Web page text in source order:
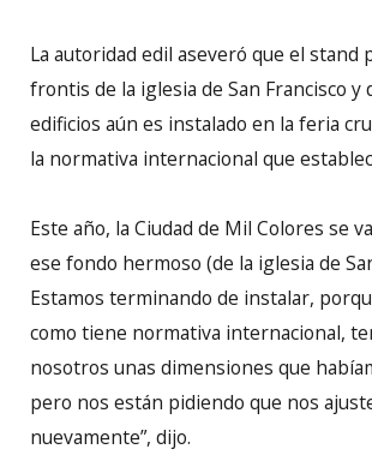
La autoridad edil aseveró que el stand
frontis de la iglesia de San Francisco y
edificios aún es instalado en la feria
la normativa internacional que
Este año, la Ciudad de Mil Colores se
ese fondo hermoso (de la iglesia de
Estamos terminando de instalar,
como tiene normativa internacional,
nosotros unas dimensiones que
pero nos están pidiendo que nos
nuevamente”, dijo.